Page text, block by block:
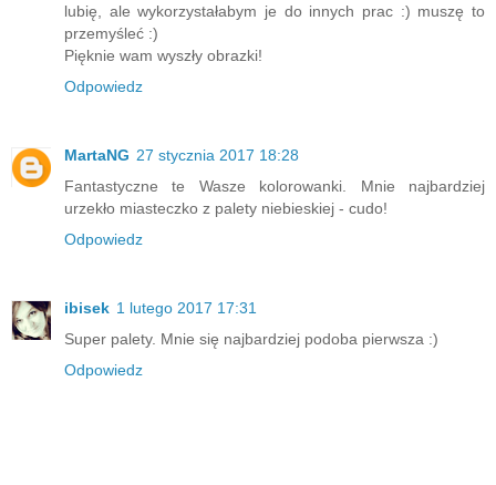
lubię, ale wykorzystałabym je do innych prac :) muszę to
przemyśleć :)
Pięknie wam wyszły obrazki!
Odpowiedz
MartaNG 27 stycznia 2017 18:28
Fantastyczne te Wasze kolorowanki. Mnie najbardziej
urzekło miasteczko z palety niebieskiej - cudo!
Odpowiedz
ibisek 1 lutego 2017 17:31
Super palety. Mnie się najbardziej podoba pierwsza :)
Odpowiedz